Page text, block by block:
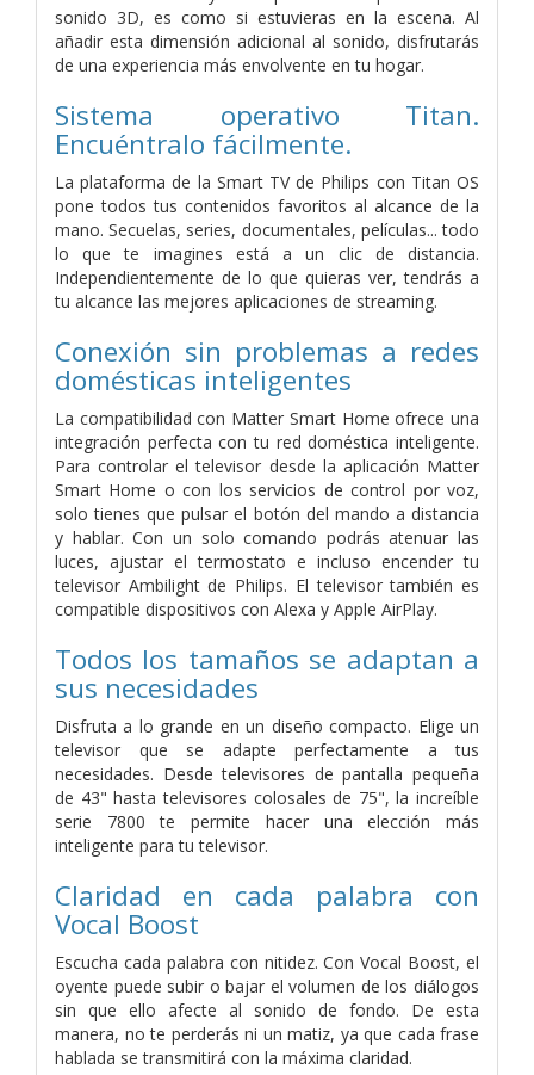
sonido 3D, es como si estuvieras en la escena. Al
añadir esta dimensión adicional al sonido, disfrutarás
de una experiencia más envolvente en tu hogar.
Sistema operativo Titan.
Encuéntralo fácilmente.
La plataforma de la Smart TV de Philips con Titan OS
pone todos tus contenidos favoritos al alcance de la
mano. Secuelas, series, documentales, películas... todo
lo que te imagines está a un clic de distancia.
Independientemente de lo que quieras ver, tendrás a
tu alcance las mejores aplicaciones de streaming.
Conexión sin problemas a redes
domésticas inteligentes
La compatibilidad con Matter Smart Home ofrece una
integración perfecta con tu red doméstica inteligente.
Para controlar el televisor desde la aplicación Matter
Smart Home o con los servicios de control por voz,
solo tienes que pulsar el botón del mando a distancia
y hablar. Con un solo comando podrás atenuar las
luces, ajustar el termostato e incluso encender tu
televisor Ambilight de Philips. El televisor también es
compatible dispositivos con Alexa y Apple AirPlay.
Todos los tamaños se adaptan a
sus necesidades
Disfruta a lo grande en un diseño compacto. Elige un
televisor que se adapte perfectamente a tus
necesidades. Desde televisores de pantalla pequeña
de 43" hasta televisores colosales de 75", la increíble
serie 7800 te permite hacer una elección más
inteligente para tu televisor.
Claridad en cada palabra con
Vocal Boost
Escucha cada palabra con nitidez. Con Vocal Boost, el
oyente puede subir o bajar el volumen de los diálogos
sin que ello afecte al sonido de fondo. De esta
manera, no te perderás ni un matiz, ya que cada frase
hablada se transmitirá con la máxima claridad.